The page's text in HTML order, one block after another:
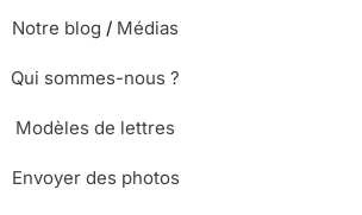
Notre blog / Médias
Qui sommes-nous ?
Modèles de lettres
Envoyer des photos